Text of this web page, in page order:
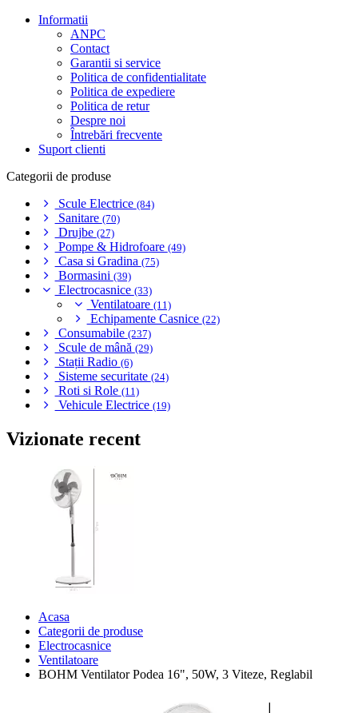
Informatii
ANPC
Contact
Garantii si service
Politica de confidentialitate
Politica de expediere
Politica de retur
Despre noi
Întrebări frecvente
Suport clienti
Categorii de produse
Scule Electrice (84)
Sanitare (70)
Drujbe (27)
Pompe & Hidrofoare (49)
Casa si Gradina (75)
Bormasini (39)
Electrocasnice (33)
Ventilatoare (11)
Echipamente Casnice (22)
Consumabile (237)
Scule de mână (29)
Stații Radio (6)
Sisteme securitate (24)
Roti si Role (11)
Vehicule Electrice (19)
Vizionate recent
Acasa
Categorii de produse
Electrocasnice
Ventilatoare
BOHM Ventilator Podea 16", 50W, 3 Viteze, Reglabil